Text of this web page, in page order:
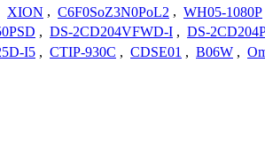
XION , C6F0SoZ3N0PoL2 , WH05-1080P
, DS-2CD204VFWD-I , DS-
I5 , CTIP-930C , CDSE01 , B06W ,